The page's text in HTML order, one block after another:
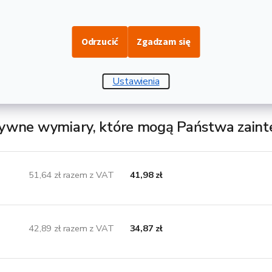
Ustawienia
Odrzucić Zgadzam się
22x2 to rura walcowana na gorąco wykonana ze konstrukcyjnej
i różnej grubości ścianek. Mają one szerokie spektrum
kg i grubości ścianki 2 mm. Długość 1 m odpowiada wadze
wymiary, które mogą Państwa
51,64 zł razem z VAT 41,98 zł
42,89 zł razem z VAT 34,87 zł